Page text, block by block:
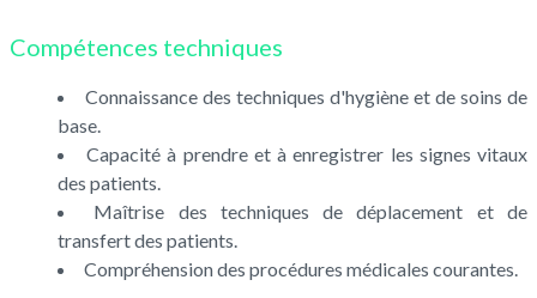
Compétences techniques
Connaissance des techniques d'hygiène et de soins de
base.
Capacité à prendre et à enregistrer les signes vitaux
des patients.
Maîtrise des techniques de déplacement et de
transfert des patients.
Compréhension des procédures médicales courantes.